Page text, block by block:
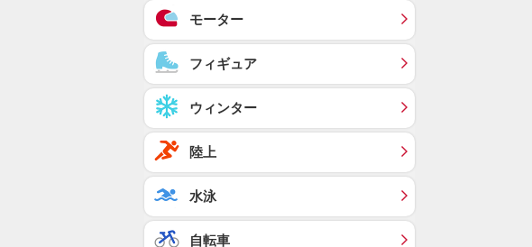
モーター
フィギュア
ウィンター
陸上
水泳
自転車